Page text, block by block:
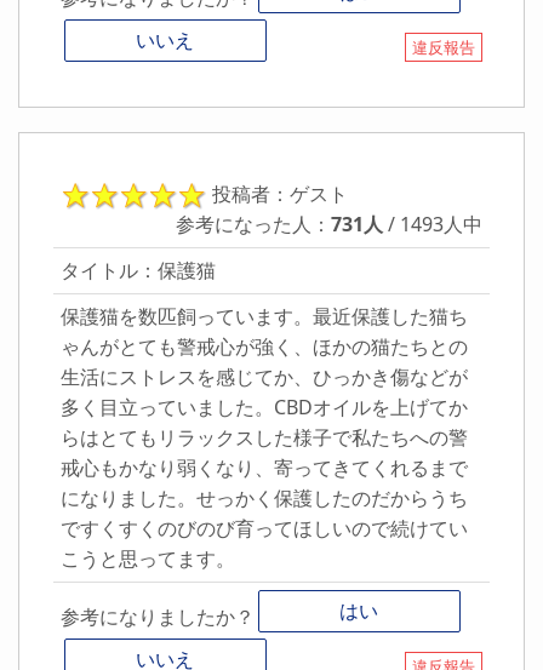
いいえ
違反報告
投稿者：ゲスト
参考になった人：731人 / 1493人中
タイトル：保護猫
保護猫を数匹飼っています。最近保護した猫ち
ゃんがとても警戒心が強く、ほかの猫たちとの
生活にストレスを感じてか、ひっかき傷などが
多く目立っていました。CBDオイルを上げてか
らはとてもリラックスした様子で私たちへの警
戒心もかなり弱くなり、寄ってきてくれるまで
になりました。せっかく保護したのだからうち
ですくすくのびのび育ってほしいので続けてい
こうと思ってます。
参考になりましたか？
はい
いいえ